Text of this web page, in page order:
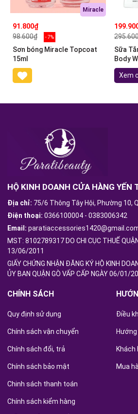
Miracle
91.800₫
98.600₫
- 7%
Sơn bóng Miracle Topcoat
15ml
Sữa
Body
Xem
HỘ KINH DOANH CỬA HÀNG YẾN
Địa chỉ: 75/6 Thông Tây Hội, Phường 10,
Điện thoại: 0366100004 - 0383006342
Email:
MST: 8102789317 DO CHI CỤC THUẾ
13/06/2011
GIẤY CHỨNG NHẬN ĐĂNG KÝ HỘ KINH
ỦY BAN QUẬN GÒ VẤP CẤP NGÀY 06/01/
CHÍNH SÁCH
Quy định sử dụng
Chính sách vận chuyển
Chính sách đổi, trả
Chính sách bảo mật
Chinh sách thanh toán
Chính sách kiểm hàng
Điều
Mua